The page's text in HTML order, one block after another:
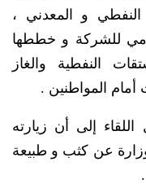
النفطي و المعدني ،
للشركة و خططها
النفطية والغاز
أمام المواطنين .
إلى أن زيارته
عن كثب و طبيعة